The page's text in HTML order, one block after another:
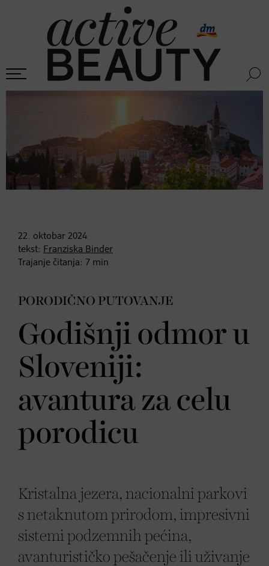
22. oktobar 2024
tekst: Franziska Binder
Trajanje čitanja: 7 min
PORODIČNO PUTOVANJE
Godišnji odmor u
Sloveniji:
avantura za celu
porodicu
Kristalna jezera, nacionalni parkovi
s netaknutom prirodom, impresivni
sistemi podzemnih pećina,
avanturističko pešačenje ili uživanje